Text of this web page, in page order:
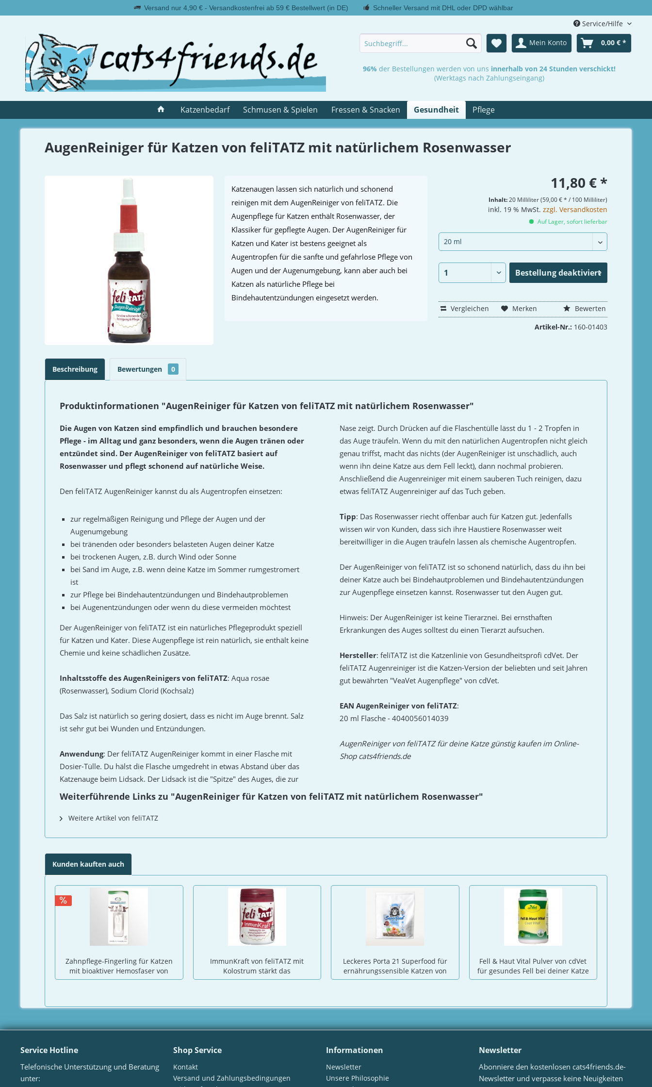
Versand nur 4,90 € - Versandkostenfrei ab 59 € Bestellwert (in DE) Schneller Versand mit DHL oder DPD wählbar
Service/Hilfe
Mein Konto 0,00 € *
96% der Bestellungen werden von uns innerhalb von 24 Stunden verschickt!
(Werktags nach Zahlungseingang)
Katzenbedarf Schmusen & Spielen Fressen & Snacken Gesundheit Pflege
AugenReiniger für Katzen von feliTATZ mit natürlichem Rosenwasser
Katzenaugen lassen sich natürlich und schonend
reinigen mit dem AugenReiniger von feliTATZ. Die
Augenpflege für Katzen enthält Rosenwasser, der
Klassiker für gepflegte Augen. Der AugenReiniger für
Katzen und Kater ist bestens geeignet als
Augentropfen für die sanfte und gefahrlose Pflege von
Augen und der Augenumgebung, kann aber auch bei
Katzen als natürliche Pflege bei
Bindehautentzündungen eingesetzt werden.
11,80 € *
Inhalt:20 Milliliter (59,00 € * / 100 Milliliter)
inkl. 19 % MwSt. zzgl. Versandkosten
Auf Lager, sofort lieferbar
Bestellungdeaktiviert
Vergleichen Merken Bewerten
Artikel-Nr.: 160-01403
Beschreibung Bewertungen 0
Produktinformationen "AugenReiniger für Katzen von feliTATZ mit natürlichem Rosenwasser"
Die Augen von Katzen sind empfindlich und brauchen besondere
Pflege - im Alltag und ganz besonders, wenn die Augen tränen oder
entzündet sind. Der AugenReiniger von feliTATZ basiert auf
Rosenwasser und pflegt schonend auf natürliche Weise.
Den feliTATZ AugenReiniger kannst du als Augentropfen einsetzen:
zur regelmäßigen Reinigung und Pflege der Augen und der
Augenumgebung
bei tränenden oder besonders belasteten Augen deiner Katze
bei trockenen Augen, z.B. durch Wind oder Sonne
bei Sand im Auge, z.B. wenn deine Katze im Sommer rumgestromert
ist
zur Pflege bei Bindehautentzündungen und Bindehautproblemen
bei Augenentzündungen oder wenn du diese vermeiden möchtest
Der AugenReiniger von feliTATZ ist ein natürliches Pflegeprodukt speziell
für Katzen und Kater. Diese Augenpflege ist rein natürlich, sie enthält keine
Chemie und keine schädlichen Zusätze.
Inhaltsstoffe des AugenReinigers von feliTATZ: Aqua rosae
(Rosenwasser), Sodium Clorid (Kochsalz)
Das Salz ist natürlich so gering dosiert, dass es nicht im Auge brennt. Salz
ist sehr gut bei Wunden und Entzündungen.
Anwendung: Der feliTATZ AugenReiniger kommt in einer Flasche mit
Dosier-Tülle. Du hälst die Flasche umgedreht in etwas Abstand über das
Katzenauge beim Lidsack. Der Lidsack ist die "Spitze" des Auges, die zur
Nase zeigt. Durch Drücken auf die Flaschentülle lässt du 1 - 2 Tropfen in
das Auge träufeln. Wenn du mit den natürlichen Augentropfen nicht gleich
genau triffst, macht das nichts (der AugenReiniger ist unschädlich, auch
wenn ihn deine Katze aus dem Fell leckt), dann nochmal probieren.
Anschließend die Augenreiniger mit einem sauberen Tuch reinigen, dazu
etwas feliTATZ Augenreiniger auf das Tuch geben.
Tipp: Das Rosenwasser riecht offenbar auch für Katzen gut. Jedenfalls
wissen wir von Kunden, dass sich ihre Haustiere Rosenwasser weit
bereitwilliger in die Augen träufeln lassen als chemische Augentropfen.
Der AugenReiniger von feliTATZ ist so schonend natürlich, dass du ihn bei
deiner Katze auch bei Bindehautproblemen und Bindehautentzündungen
zur Augenpflege einsetzen kannst. Rosenwasser tut den Augen gut.
Hinweis: Der AugenReiniger ist keine Tierarznei. Bei ernsthaften
Erkrankungen des Auges solltest du einen Tierarzt aufsuchen.
Hersteller: feliTATZ ist die Katzenlinie von Gesundheitsprofi cdVet. Der
feliTATZ Augenreiniger ist die Katzen-Version der beliebten und seit Jahren
gut bewährten "VeaVet Augenpflege" von cdVet.
EAN AugenReiniger von feliTATZ:
20 ml Flasche - 4040056014039
AugenReiniger von feliTATZ für deine Katze günstig kaufen im Online-
Shop cats4friends.de
Weiterführende Links zu "AugenReiniger für Katzen von feliTATZ mit natürlichem Rosenwasser"
Weitere Artikel von feliTATZ
Kunden kauften auch
Zahnpflege-Fingerling für Katzen
mit bioaktiver Hemosfaser von
TierraMed
ImmunKraft von feliTATZ mit
Kolostrum stärkt das
Immunsystem von Katzen
Leckeres Porta 21 Superfood für
ernährungssensible Katzen von
Schulze
Fell & Haut Vital Pulver von cdVet
für gesundes Fell bei deiner Katze
Service Hotline
Telefonische Unterstützung und Beratung
unter:
Shop Service
Kontakt
Versand und Zahlungsbedingungen
Informationen
Newsletter
Unsere Philosophie
Newsletter
Abonniere den kostenlosen cats4friends.de-
Newsletter und verpasse keine Neuigkeiten